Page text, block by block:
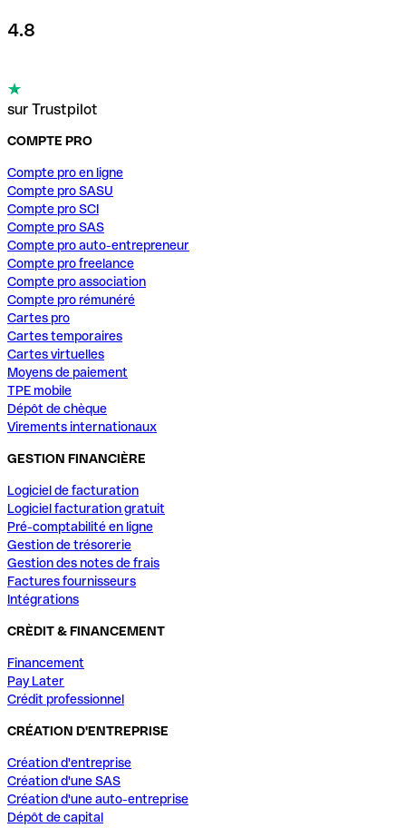
4.8
sur Trustpilot
COMPTE PRO
Compte pro en ligne
Compte pro SASU
Compte pro SCI
Compte pro SAS
Compte pro auto-entrepreneur
Compte pro freelance
Compte pro association
Compte pro rémunéré
Cartes pro
Cartes temporaires
Cartes virtuelles
Moyens de paiement
TPE mobile
Dépôt de chèque
Virements internationaux
GESTION FINANCIÈRE
Logiciel de facturation
Logiciel facturation gratuit
Pré-comptabilité en ligne
Gestion de trésorerie
Gestion des notes de frais
Factures fournisseurs
Intégrations
CRÈDIT & FINANCEMENT
Financement
Pay Later
Crédit professionnel
CRÉATION D'ENTREPRISE
Création d'entreprise
Création d'une SAS
Création d'une auto-entreprise
Dépôt de capital